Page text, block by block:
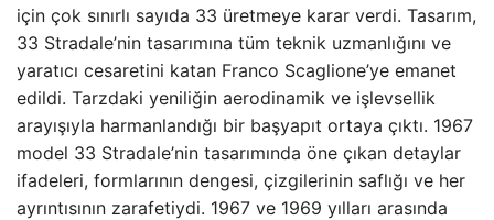
için çok sınırlı sayıda 33 üretmeye karar verdi. Tasarım,
33 Stradale’nin tasarımına tüm teknik uzmanlığını ve
yaratıcı cesaretini katan Franco Scaglione’ye emanet
edildi. Tarzdaki yeniliğin aerodinamik ve işlevsellik
arayışıyla harmanlandığı bir başyapıt ortaya çıktı. 1967
model 33 Stradale’nin tasarımında öne çıkan detaylar
ifadeleri, formlarının dengesi, çizgilerinin saflığı ve her
ayrıntısının zarafetiydi. 1967 ve 1969 yılları arasında